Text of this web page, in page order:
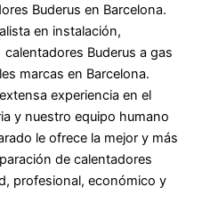
Buderus en Barcelona.
en instalación,
Buderus a gas
marcas en Barcelona.
experiencia en el
y nuestro equipo humano
le ofrece la mejor y más
de calentadores
profesional, económico y